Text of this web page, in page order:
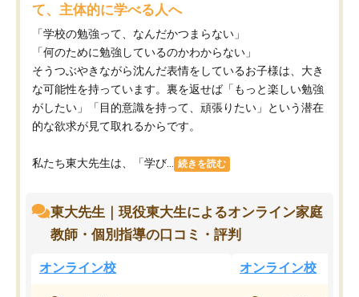
て、主体的に学べる人へ
「学校の勉強って、なんだかつまらない」
「何のために勉強しているのかわからない」
そうつぶやきながら沈んだ表情をしているお子様は、大き
な可能性を持っています。裏を返せば「もっと楽しい勉強
がしたい」「目的意識を持って、頑張りたい」という潜在
的な欲求が見て取れるからです。
私たち東大先生は、「学び... 続きを読む
東大先生｜現役東大生によるオンライン家庭
教師・個別指導の口コミ・評判
オンライン校 オンライン校